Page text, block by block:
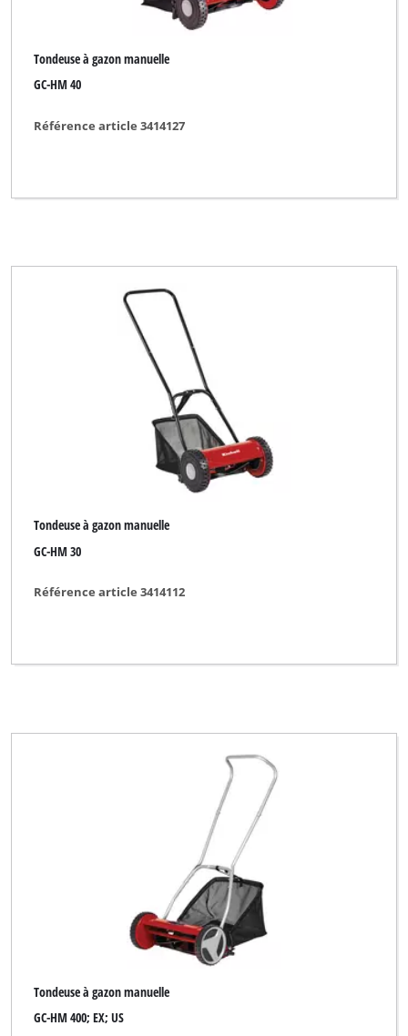
Tondeuse à gazon manuelle
GC-HM 40
Référence article 3414127
Tondeuse à gazon manuelle
GC-HM 30
Référence article 3414112
Tondeuse à gazon manuelle
GC-HM 400; EX; US